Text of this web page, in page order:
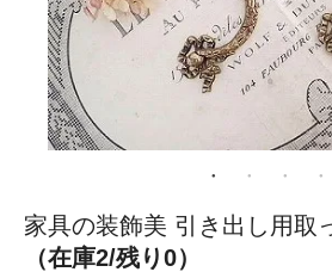
家具の装飾美 引き出し用取
（在庫2/残り0）